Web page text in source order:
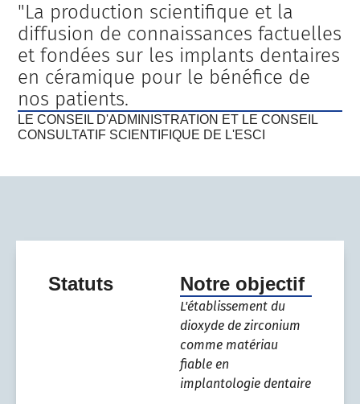
"La production scientifique et la
diffusion de connaissances factuelles
et fondées sur les implants dentaires
en céramique pour le bénéfice de
nos patients.
LE CONSEIL D'ADMINISTRATION ET LE CONSEIL
CONSULTATIF SCIENTIFIQUE DE L'ESCI
Statuts Notre objectif
L'établissement du
dioxyde de zirconium
comme matériau
fiable en
implantologie dentaire